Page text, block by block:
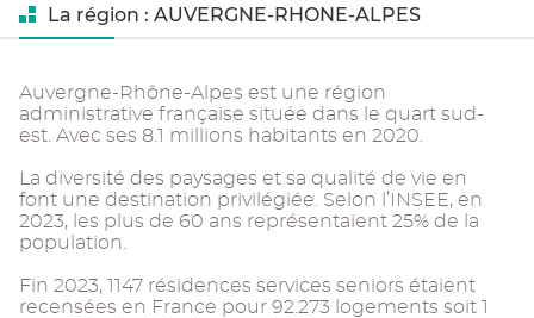
La région : AUVERGNE-RHONE-ALPES
Auvergne-Rhône-Alpes est une région
administrative française située dans le quart sud-
est. Avec ses 8.1 millions habitants en 2020.
La diversité des paysages et sa qualité de vie en
font une destination privilégiée. Selon l’INSEE, en
2023, les plus de 60 ans représentaient 25% de la
population.
Fin 2023, 1147 résidences services seniors étaient
recensées en France pour 92.273 logements soit 1